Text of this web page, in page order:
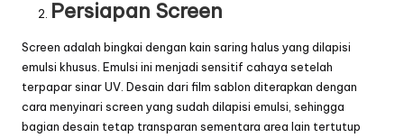
Persiapan Screen
Screen adalah bingkai dengan kain saring halus yang dilapisi
emulsi khusus. Emulsi ini menjadi sensitif cahaya setelah
terpapar sinar UV. Desain dari film sablon diterapkan dengan
cara menyinari screen yang sudah dilapisi emulsi, sehingga
bagian desain tetap transparan sementara area lain tertutup